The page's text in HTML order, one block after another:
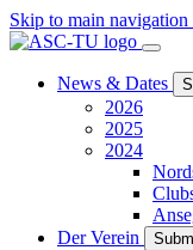
Skip to main navigation
News & Dates
2026
2025
2024
Der Verein